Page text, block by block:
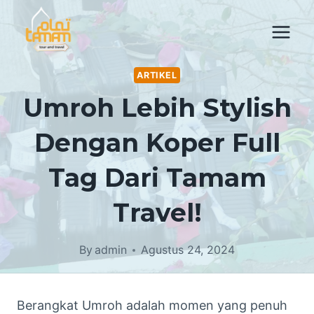
content
ARTIKEL
Umroh Lebih Stylish
Dengan Koper Full
Tag Dari Tamam
Travel!
By admin Agustus 24, 2024
Berangkat Umroh adalah momen yang penuh